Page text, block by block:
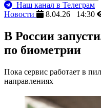
Наш канал в Телеграм
Новости
8.04.26 14:30
В России
по биометрии
Пока сервис работает в
направлениях